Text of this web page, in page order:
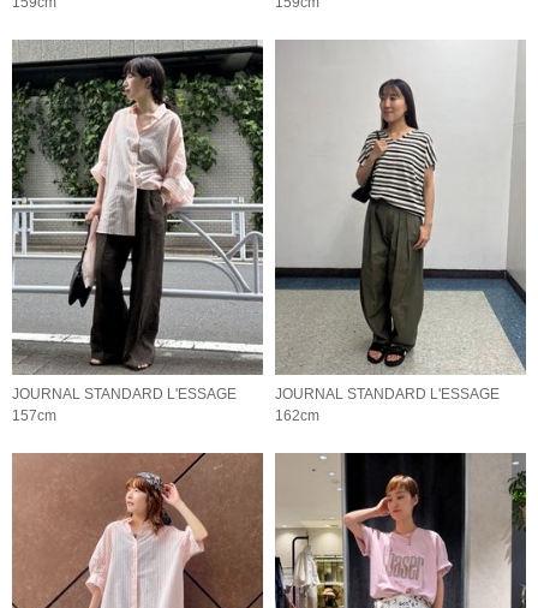
JOURNAL STANDARD L'ESSAGE
157cm
JOURNAL STANDARD L'ESSAGE
162cm